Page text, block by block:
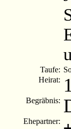
Taufe:
Heirat:
Begräbnis:
Ehepartner: